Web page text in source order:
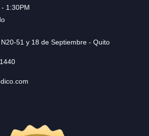
1:30PM
51 y 18 de Septiembre - Quito